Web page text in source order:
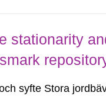
stationarity
syfte Stora